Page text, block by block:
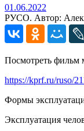
01.06.2022
РУСО. Автор:
Посмотреть фильм
https://kprf.ru/ruso/
Формы
Эксплуатация